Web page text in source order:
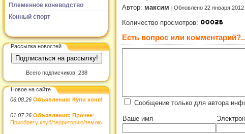
Племенное коневодство
Конный спорт
Рассылка новостей
Всего подписчиков: 238
Новое на сайте
06.08.26 Объявления: Купи коня!
01.07.26 Объявления: Прочее:
Приобрету клуб/территорию/землю
Автор: максим Обновлено 22 января 2012
Количество просмотров:
Есть вопрос или комментарий?..
Сообщение только для автора
Ваше имя